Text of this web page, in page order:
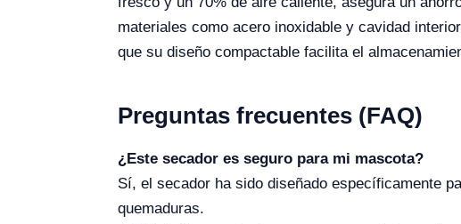
materiales como acero inoxidable y cavidad
que su diseño compactable facilita el
Preguntas frecuentes (FAQ)
¿Este secador es seguro para mi mascota?
Sí, el secador ha sido diseñado específicamente
quemaduras.